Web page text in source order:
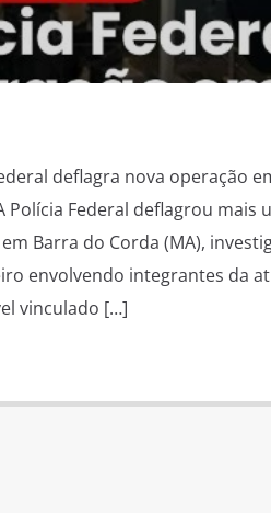
deflagra nova operação
Polícia Federal deflagrou
em Barra do Corda (MA),
envolvendo integrantes da
vinculado […]